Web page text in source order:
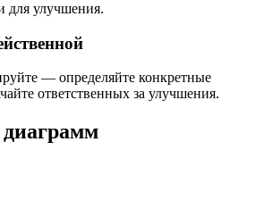
для улучшения.
— определяйте конкретные
ответственных за улучшения.